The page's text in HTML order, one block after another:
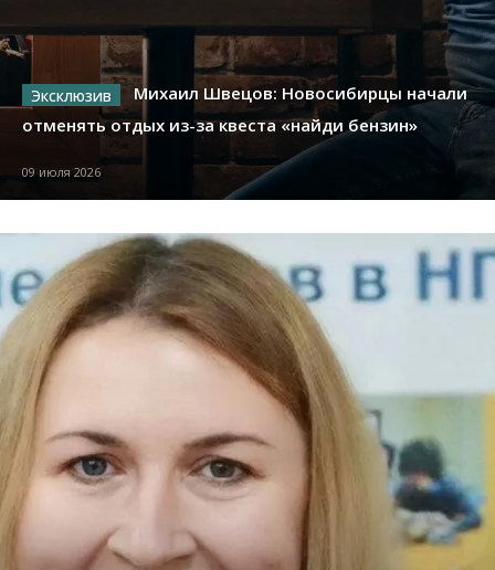
Михаил Швецов: Новосибирцы начали
отменять отдых из-за квеста «найди бензин»
09 июля 2026